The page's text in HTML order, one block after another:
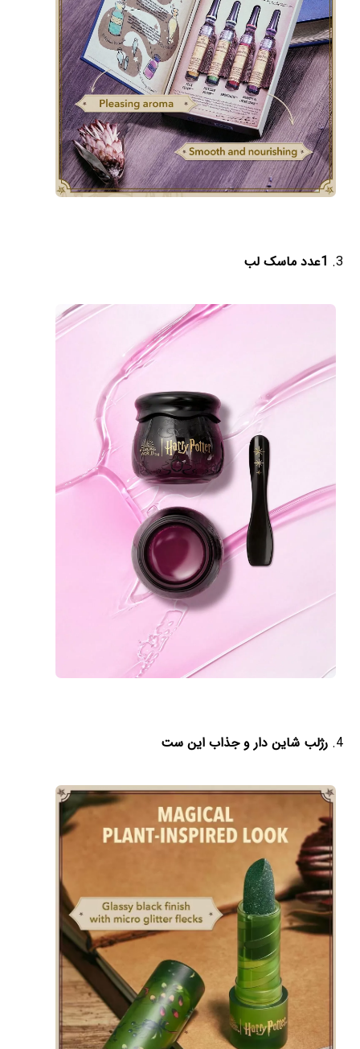
1عدد ماسک لب
رژلب شاین دار و جذاب این ست